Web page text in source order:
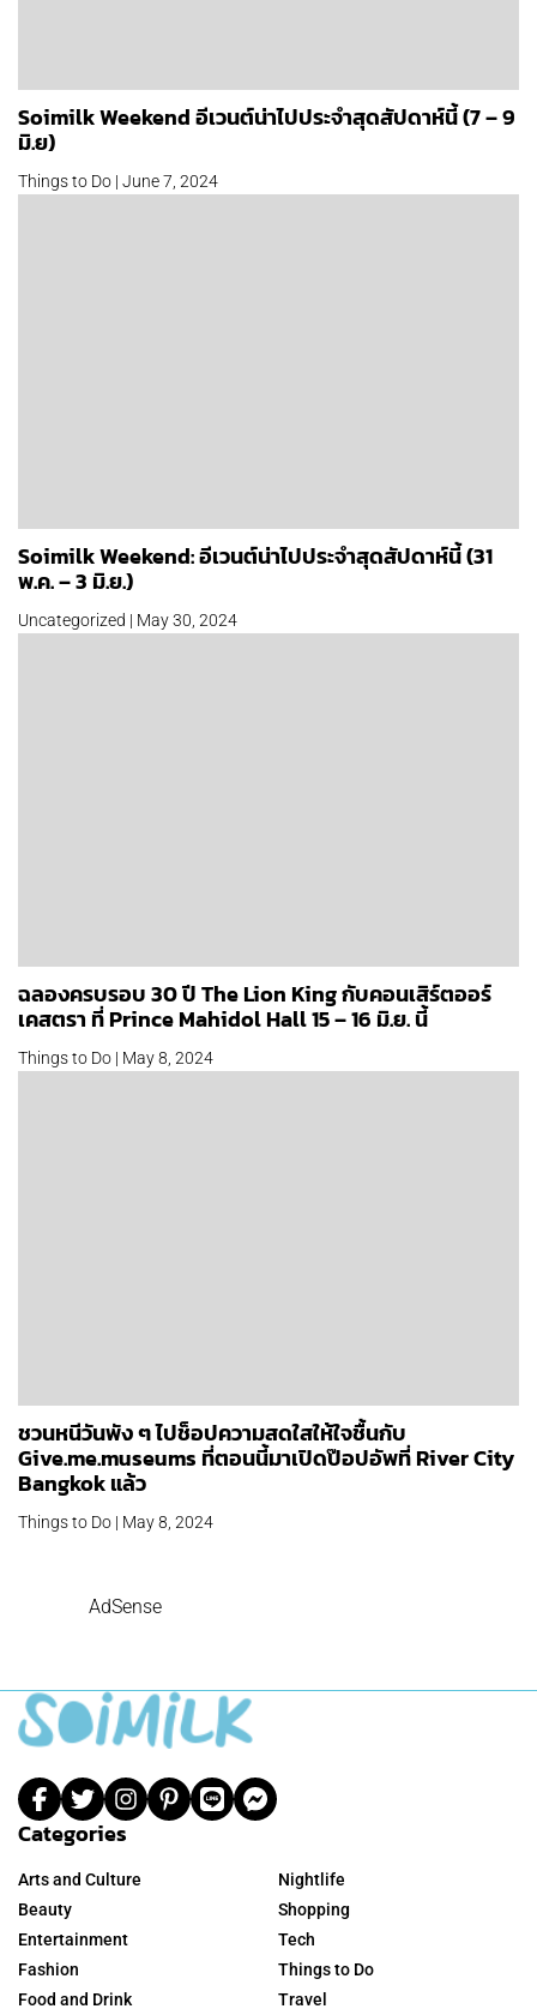
Soimilk Weekend อีเวนต์น่าไปประจำสุดสัปดาห์นี้ (7 – 9
มิ.ย)
Things to Do | June 7, 2024
Soimilk Weekend: อีเวนต์น่าไปประจำสุดสัปดาห์นี้ (31
พ.ค. – 3 มิ.ย.)
Uncategorized | May 30, 2024
ฉลองครบรอบ 30 ปี The Lion King กับคอนเสิร์ตออร์
เคสตรา ที่ Prince Mahidol Hall 15 – 16 มิ.ย. นี้
Things to Do | May 8, 2024
ชวนหนีวันพัง ๆ ไปช็อปความสดใสให้ใจชื้นกับ
Give.me.museums ที่ตอนนี้มาเปิดป๊อปอัพที่ River City
Bangkok แล้ว
Things to Do | May 8, 2024
AdSense
Categories
Arts and Culture
Beauty
Entertainment
Fashion
Food and Drink
Nightlife
Shopping
Tech
Things to Do
Travel